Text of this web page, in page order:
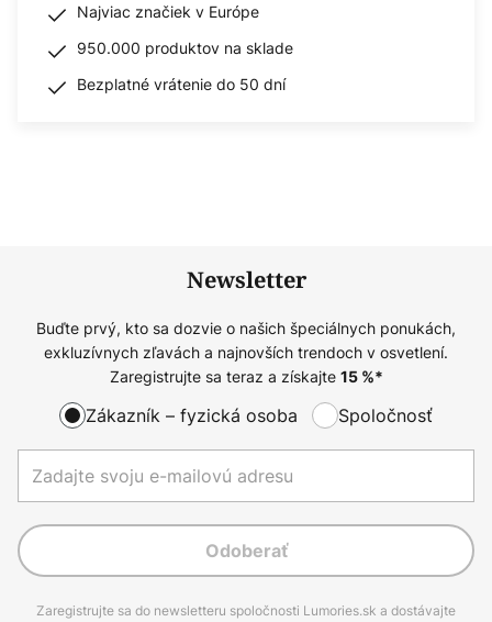
Najviac značiek v Európe
950.000 produktov na sklade
Bezplatné vrátenie do 50 dní
Newsletter
Buďte prvý, kto sa dozvie o našich špeciálnych ponukách,
exkluzívnych zľavách a najnovších trendoch v osvetlení.
Zaregistrujte sa teraz a získajte 15%*
Zákazník – fyzická osoba Spoločnosť
Odoberať
Zaregistrujte sa do newsletteru spoločnosti Lumories.sk a dostávajte